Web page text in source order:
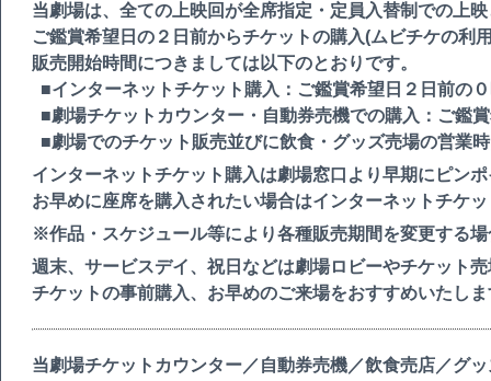
当劇場は、全ての上映回が全席指定・定員入替制での上
ご鑑賞希望日の２日前からチケットの購入(ムビチケの利
販売開始時間につきましては以下のとおりです。
■インターネットチケット購入：ご鑑賞希望日２日前の
■劇場チケットカウンター・自動券売機での購入：ご鑑
■劇場でのチケット販売並びに飲食・グッズ売場の営業
インターネットチケット購入は劇場窓口より早期にピン
お早めに座席を購入されたい場合はインターネットチケ
※作品・スケジュール等により各種販売期間を変更する
週末、サービスデイ、祝日などは劇場ロビーやチケット
チケットの事前購入、お早めのご来場をおすすめいたし
当劇場チケットカウンター／自動券売機／飲食売店／グ